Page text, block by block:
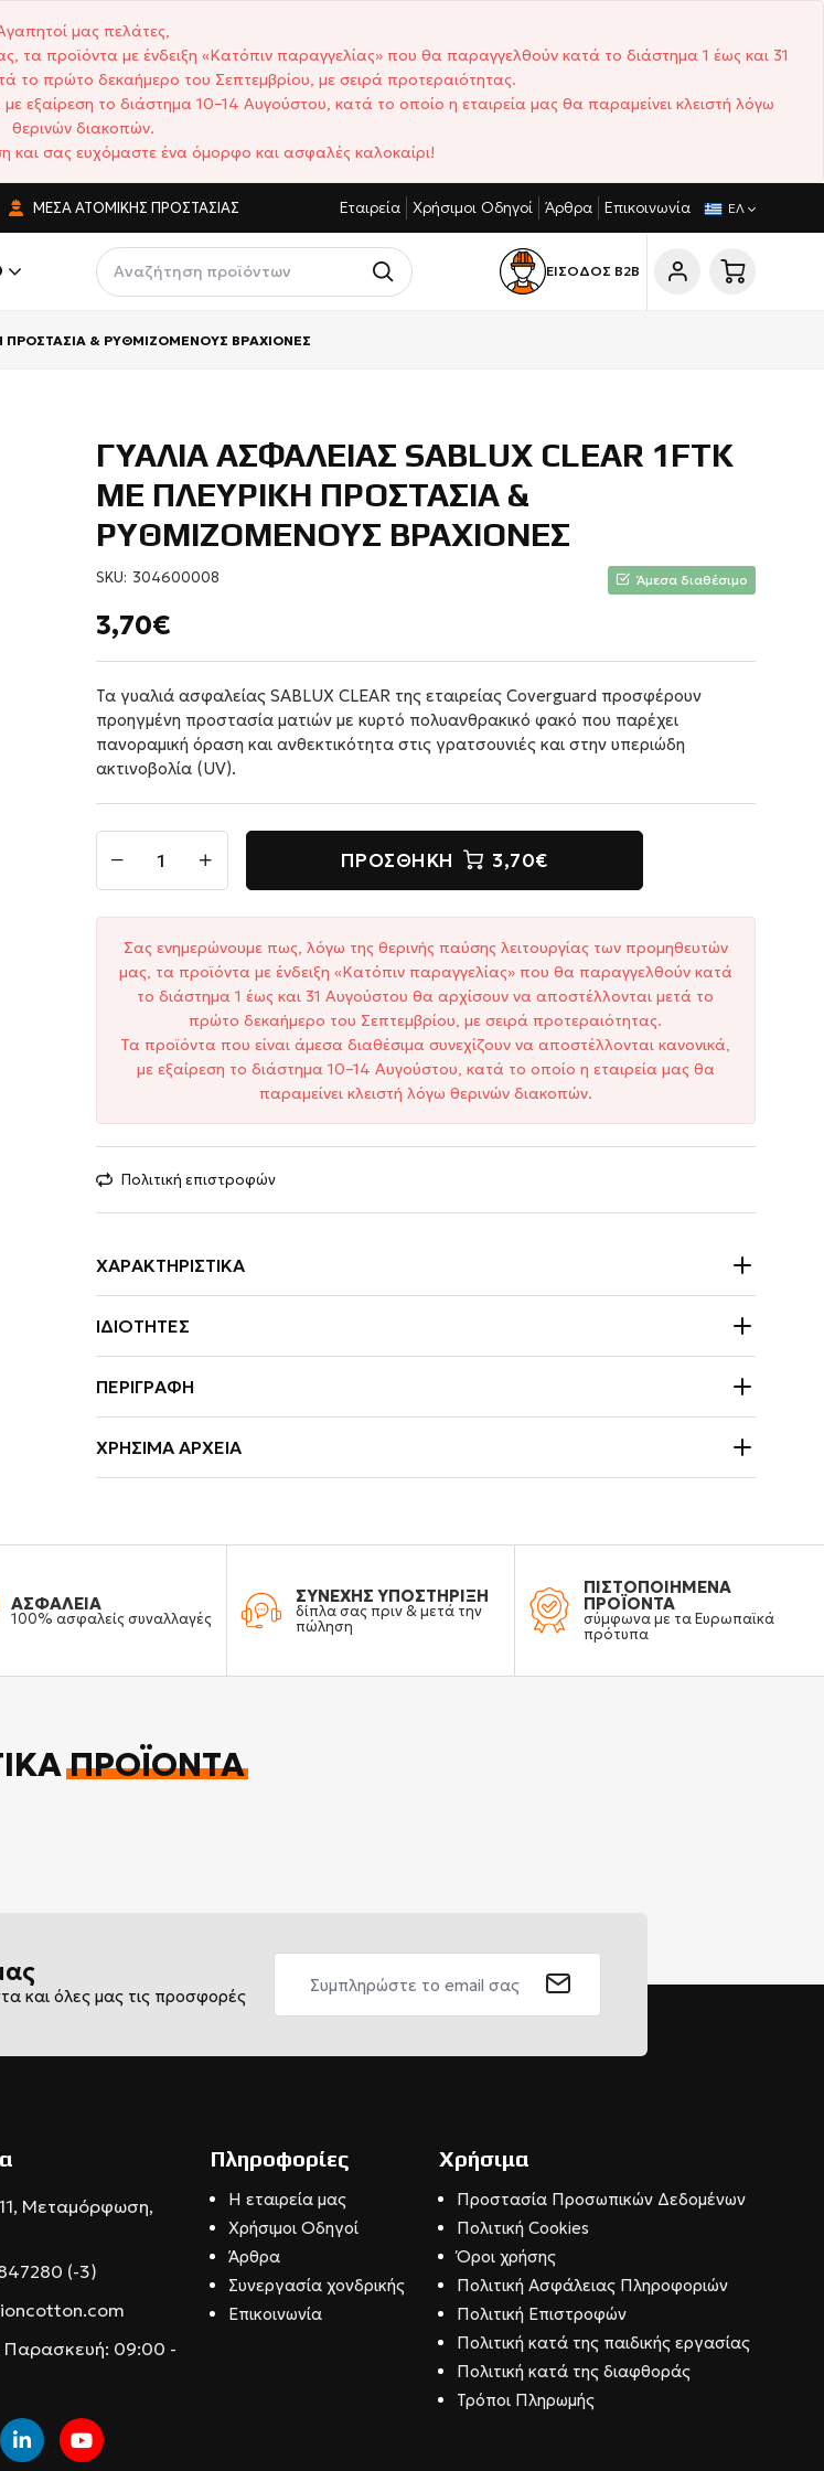
μας πελάτες,
τα προϊόντα με ένδειξη «Κατόπιν παραγγελίας» που θα παραγγελθούν κατά το διάστημα 1 έως και 31
το πρώτο δεκαήμερο του Σεπτεμβρίου, με σειρά προτεραιότητας.
εξαίρεση το διάστημα 10–14 Αυγούστου, κατά το οποίο η εταιρεία μας θα παραμείνει κλειστή λόγω
θερινών διακοπών.
και σας ευχόμαστε ένα όμορφο και ασφαλές καλοκαίρι!
ΜΈΣΑ ΑΤΟΜΙΚΉΣ ΠΡΟΣΤΑΣΊΑΣ ΑΝΤΑΓΩΝΙΣΤΙΚΈΣ ΤΙΜΈΣ ΣΎΝΤΟΜΟΙ ΧΡΌΝΟΙ ΠΑΡΆΔΟΣΗΣ
Εταιρεία Χρήσιμοι Οδηγοί Άρθρα Επικοινωνία ΕΛ
ΕΙΣΟΔΟΣ Β2Β
ΠΡΟΣΤΑΣΙΑ & ΡΥΘΜΙΖΟΜΕΝΟΥΣ ΒΡΑΧΙΟΝΕΣ
ΓΥΑΛΙΑ ΑΣΦΑΛΕΙΑΣ SABLUX CLEAR 1FTK
ΜΕ ΠΛΕΥΡΙΚΗ ΠΡΟΣΤΑΣΙΑ &
ΡΥΘΜΙΖΟΜΕΝΟΥΣ ΒΡΑΧΙΟΝΕΣ
SKU: 304600008 Άμεσα διαθέσιμο
3,70€
Τα γυαλιά ασφαλείας SABLUX CLEAR της εταιρείας Coverguard προσφέρουν
προηγμένη προστασία ματιών με κυρτό πολυανθρακικό φακό που παρέχει
πανοραμική όραση και ανθεκτικότητα στις γρατσουνιές και στην υπεριώδη
ακτινοβολία (UV).
ΠΡΟΣΘΉΚΗ 3,70€
Σας ενημερώνουμε πως, λόγω της θερινής παύσης λειτουργίας των προμηθευτών
μας, τα προϊόντα με ένδειξη «Κατόπιν παραγγελίας» που θα παραγγελθούν κατά
το διάστημα 1 έως και 31 Αυγούστου θα αρχίσουν να αποστέλλονται μετά το
πρώτο δεκαήμερο του Σεπτεμβρίου, με σειρά προτεραιότητας.
Τα προϊόντα που είναι άμεσα διαθέσιμα συνεχίζουν να αποστέλλονται κανονικά,
με εξαίρεση το διάστημα 10–14 Αυγούστου, κατά το οποίο η εταιρεία μας θα
παραμείνει κλειστή λόγω θερινών διακοπών.
Πολιτική επιστροφών
ΧΑΡΑΚΤΗΡΙΣΤΙΚΆ
ΙΔΙΌΤΗΤΕΣ
ΠΕΡΙΓΡΑΦΉ
ΧΡΉΣΙΜΑ ΑΡΧΕΊΑ
ΑΣΦΑΛΕΙΑ
100% ασφαλείς συναλλαγές
ΣΥΝΕΧΗΣ ΥΠΟΣΤΗΡΙΞΗ
δίπλα σας πριν & μετά την
πώληση
ΠΙΣΤΟΠΟΙΗΜΕΝΑ
ΠΡΟΪΟΝΤΑ
σύμφωνα με τα Ευρωπαϊκά
πρότυπα
ΠΡΟΪΌΝΤΑ
και όλες μας τις προσφορές
Μεταμόρφωση,
(-3)
Παρασκευή: 09:00 -
Πληροφορίες
Η εταιρεία μας
Χρήσιμοι Οδηγοί
Άρθρα
Συνεργασία χονδρικής
Επικοινωνία
Χρήσιμα
Προστασία Προσωπικών Δεδομένων
Πολιτική Cookies
Όροι χρήσης
Πολιτική Ασφάλειας Πληροφοριών
Πολιτική Επιστροφών
Πολιτική κατά της παιδικής εργασίας
Πολιτική κατά της διαφθοράς
Τρόποι Πληρωμής